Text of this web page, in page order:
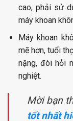
cao, phải sử
máy khoan
Máy khoan
mẽ hơn, tuổi
nặng, đòi hỏi
nghiệt.
Mời bạn
tốt nhất